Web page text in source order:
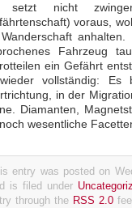
setzt nicht
voraus,
anhalten.
Fahrzeug
ein Gefährt
vollständig:
in der
Diamanten,
wesentliche
entry was posted on
is filed under
through the RSS 2.0